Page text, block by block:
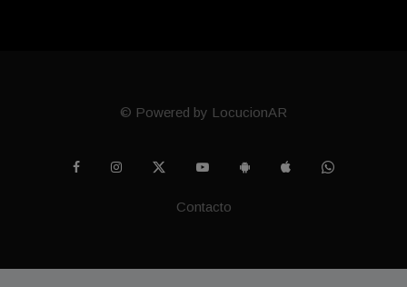
© Powered by LocucionAR
Contacto